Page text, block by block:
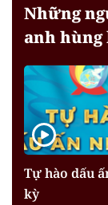
Những
anh
Tự hào dấu
kỳ